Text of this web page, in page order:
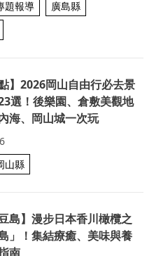
題報導
廣島縣
點】2026岡山自由行必去景
選！後樂園、倉敷美觀地
海、岡山城一次玩
山縣
豆島】漫步日本香川橄欖之
」！集結療癒、美味與養
南